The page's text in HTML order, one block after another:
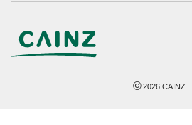
©2026 CAINZ